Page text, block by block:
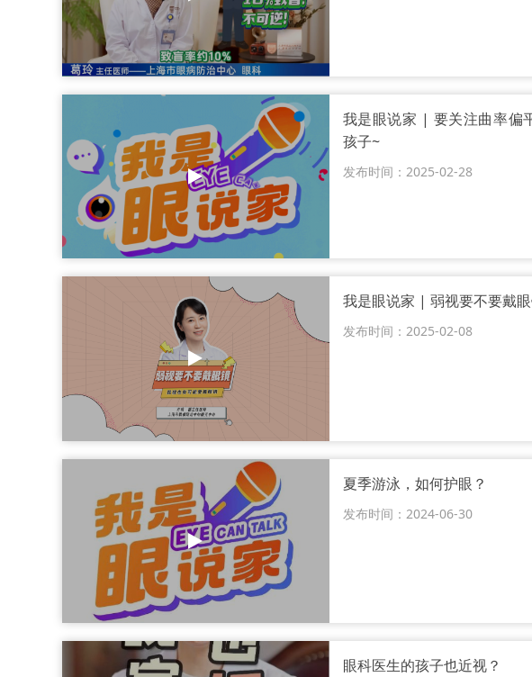
我是眼说家 | 要关注曲率偏
孩子~
发布时间：2025-02-28
我是眼说家 | 弱视要不要戴眼
发布时间：2025-02-08
夏季游泳，如何护眼？
发布时间：2024-06-30
眼科医生的孩子也近视？